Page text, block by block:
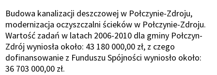
Budowa kanalizacji deszczowej w Połczynie-Zdroju,
modernizacja oczyszczalni ścieków w Połczynie-Zdroju.
Wartość zadań w latach 2006-2010 dla gminy Połczyn-
Zdrój wyniosła około: 43 180 000,00 zł, z czego
dofinansowanie z Funduszu Spójności wyniosło około:
36 703 000,00 zł.